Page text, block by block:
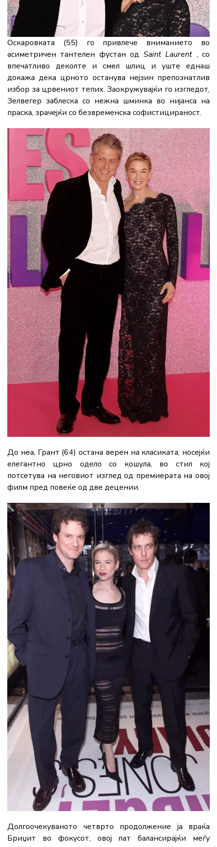
Оскаровката (55) го привлече вниманието во
асиметричен тантелен фустан од Saint Laurent , со
впечатливо деколте и смел шлиц и уште еднаш
докажа дека црното останува нејзин препознатлив
избор за црвениот тепих. Заокружувајќи го изгледот,
Зелвегер заблеска со нежна шминка во нијанса на
праска, зрачејќи со безвременска софистицираност.
До неа, Грант (64) остана верен на класиката, носејќи
елегантно црно одело со кошула, во стил кој
потсетува на неговиот изглед од премиерата на овој
филм пред повеќе од две децении.
Долгоочекуваното четврто продолжение ја враќа
Бриџит во фокусот, овој пат балансирајќи меѓу